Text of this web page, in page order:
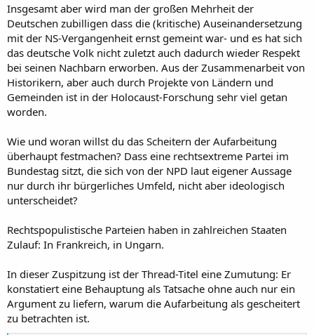
Insgesamt aber wird man der großen Mehrheit der
Deutschen zubilligen dass die (kritische) Auseinandersetzung
mit der NS-Vergangenheit ernst gemeint war- und es hat sich
das deutsche Volk nicht zuletzt auch dadurch wieder Respekt
bei seinen Nachbarn erworben. Aus der Zusammenarbeit von
Historikern, aber auch durch Projekte von Ländern und
Gemeinden ist in der Holocaust-Forschung sehr viel getan
worden.
Wie und woran willst du das Scheitern der Aufarbeitung
überhaupt festmachen? Dass eine rechtsextreme Partei im
Bundestag sitzt, die sich von der NPD laut eigener Aussage
nur durch ihr bürgerliches Umfeld, nicht aber ideologisch
unterscheidet?
Rechtspopulistische Parteien haben in zahlreichen Staaten
Zulauf: In Frankreich, in Ungarn.
In dieser Zuspitzung ist der Thread-Titel eine Zumutung: Er
konstatiert eine Behauptung als Tatsache ohne auch nur ein
Argument zu liefern, warum die Aufarbeitung als gescheitert
zu betrachten ist.